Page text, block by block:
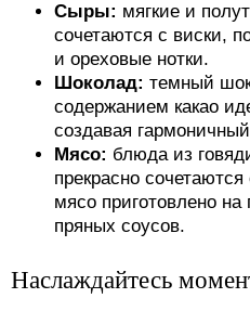
Сыры: мягкие и
сочетаются с виски,
и ореховые нотки.
Шоколад: темный
содержанием какао
создавая
Мясо: блюда из
прекрасно
мясо приготовлено
пряных соусов.
Наслаждайтесь